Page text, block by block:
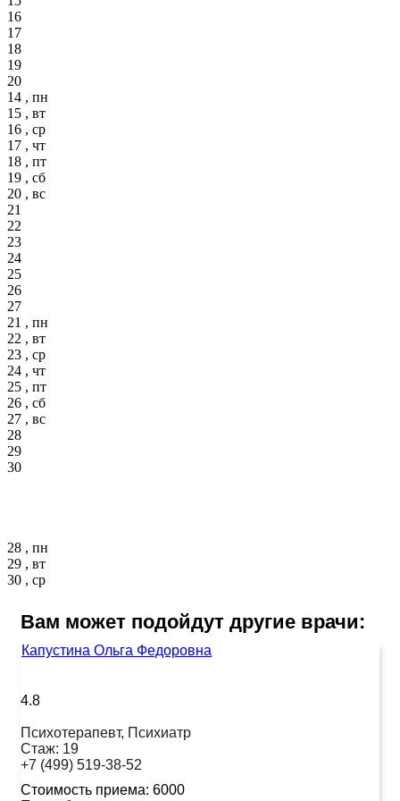
16
17
18
19
20
14 , пн
15 , вт
16 , ср
17 , чт
18 , пт
19 , сб
20 , вс
21
22
23
24
25
26
27
21 , пн
22 , вт
23 , ср
24 , чт
25 , пт
26 , сб
27 , вс
28
29
30
28 , пн
29 , вт
30 , ср
Вам может подойдут другие врачи:
Капустина Ольга Федоровна
4.8
Психотерапевт, Психиатр
Стаж: 19
+7 (499) 519-38-52
Стоимость приема: 6000